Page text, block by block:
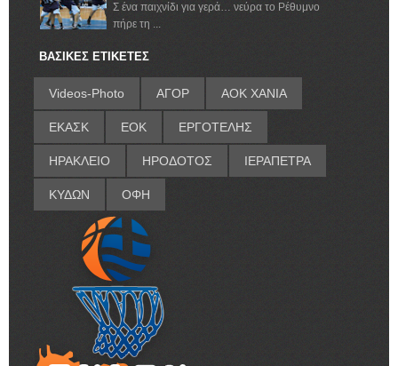
Σ ένα παιχνίδι για γερά… νεύρα το Ρέθυμνο
πήρε τη ...
ΒΑΣΙΚΕΣ ΕΤΙΚΕΤΕΣ
Videos-Photo ΑΓΟΡ ΑΟΚ ΧΑΝΙΑ
ΕΚΑΣΚ ΕΟΚ ΕΡΓΟΤΕΛΗΣ
ΗΡΑΚΛΕΙΟ ΗΡΟΔΟΤΟΣ ΙΕΡΑΠΕΤΡΑ
ΚΥΔΩΝ ΟΦΗ